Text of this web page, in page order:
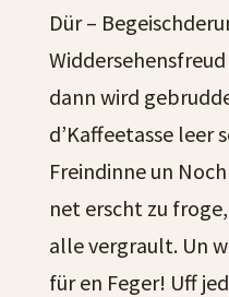
Dür –
dann wird
d’Kaffeetasse leer
Freindinne un
net erscht zu
alle vergrault. Un
für en Feger! Uff